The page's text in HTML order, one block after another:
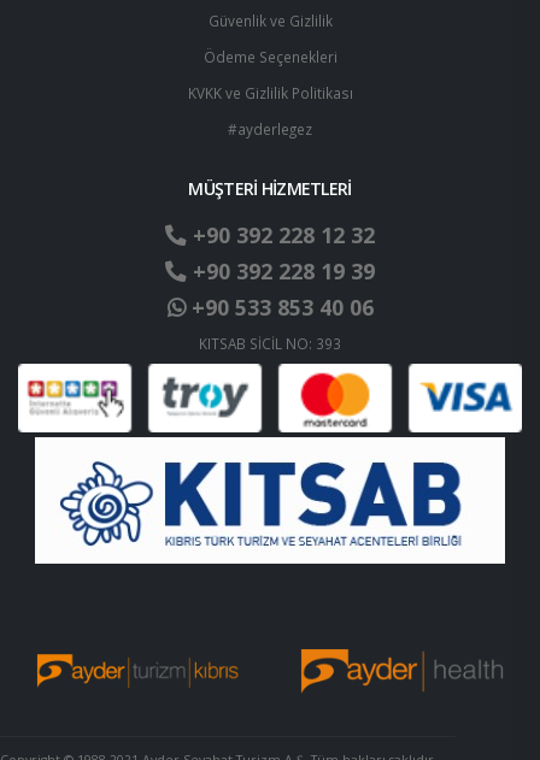
Güvenlik ve Gizlilik
Ödeme Seçenekleri
KVKK ve Gizlilik Politikası
#ayderlegez
MÜŞTERİ HİZMETLERİ
+90 392 228 12 32
+90 392 228 19 39
+90 533 853 40 06
KITSAB SİCİL NO: 393